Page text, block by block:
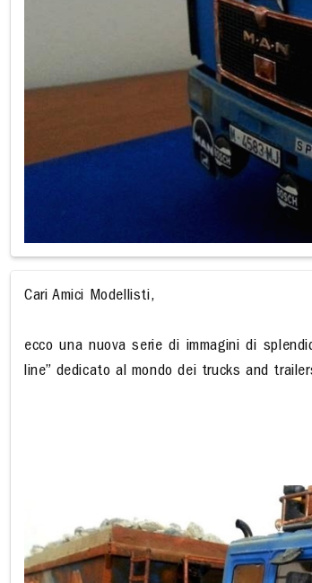
Cari Amici Modellisti,
ecco una nuova serie di immagini di
line” dedicato al mondo dei trucks and